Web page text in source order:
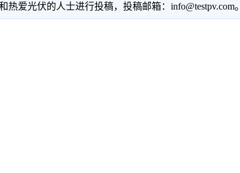
爱光伏的人士进行投稿，投稿邮箱：info@testpv.com。